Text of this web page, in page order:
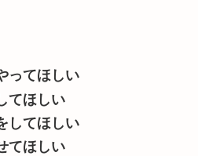
ってほしい
てほしい
してほしい
てほしい